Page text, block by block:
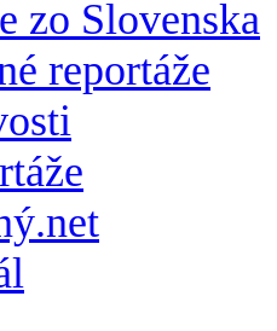
zo Slovenska
reportáže